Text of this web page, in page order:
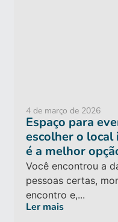
4 de março de 2026
Espaço para
escolher o local
é a melhor
Você encontrou a
pessoas certas,
encontro e,...
Ler mais